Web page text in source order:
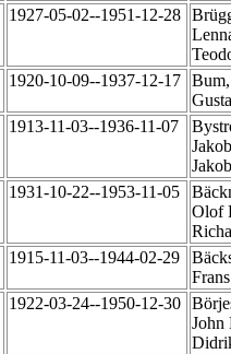
1927-05-02--1951-12-28
1920-10-09--1937-12-17
1913-11-03--1936-11-07
Jakob
1931-10-22--1953-11-05
Olof
1915-11-03--1944-02-29
1922-03-24--1950-12-30
John